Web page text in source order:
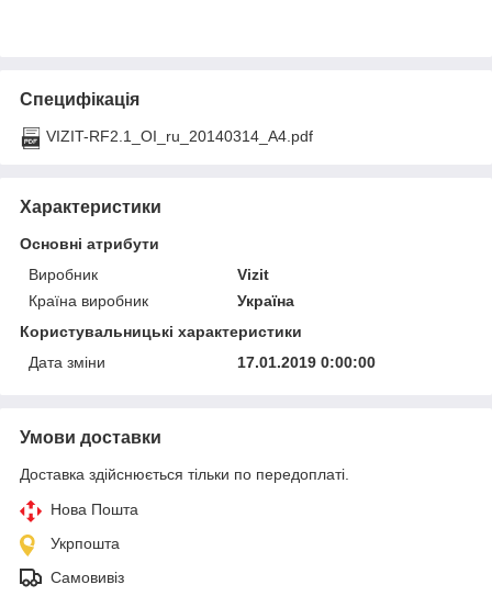
Специфікація
VIZIT-RF2.1_OI_ru_20140314_A4.pdf
Характеристики
Основні атрибути
Виробник
Vizit
Країна виробник
Україна
Користувальницькі характеристики
Дата зміни
17.01.2019 0:00:00
Умови доставки
Доставка здійснюється тільки по передоплаті.
Нова Пошта
Укрпошта
Самовивіз